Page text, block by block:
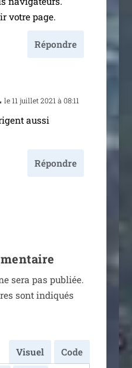
votre page.
Répondre
le 11 juillet 2021 à 08:11
aus­si
Répondre
sera pas publiée.
sont indi­qués
Visuel Code